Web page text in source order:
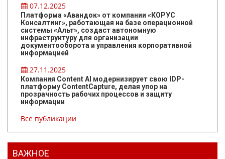
07.12.2025
Платформа «Авандок» от компании «КОРУС
Консалтинг», работающая на базе операционной
системы «Альт», создаст автономную
инфраструктуру для организации
документооборота и управления корпоративной
информацией
27.11.2025
Компания Content AI модернизирует свою IDP-
платформу ContentCapture, делая упор на
прозрачность рабочих процессов и защиту
информации
Все публикации
ВАЖНОЕ